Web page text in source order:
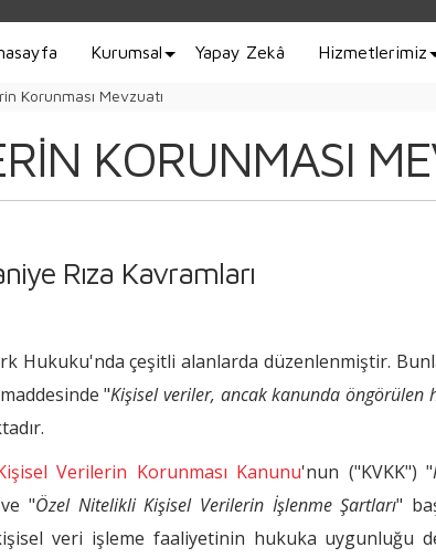
Kurumsal Yapay Zekâ Hizmetlerimiz
Korunması Mevzuatı
KORUNMASI
Rıza Kavramları
Hukuku'nda çeşitli alanlarda düzenlenmiştir.
"Kişisel veriler, ancak kanunda öngörülen
Verilerin Korunması Kanunu'nun ("KVKK") "
"Özel Nitelikli Kişisel Verilerin İşlenme Şartları"
veri işleme faaliyetinin hukuka uygunluğu